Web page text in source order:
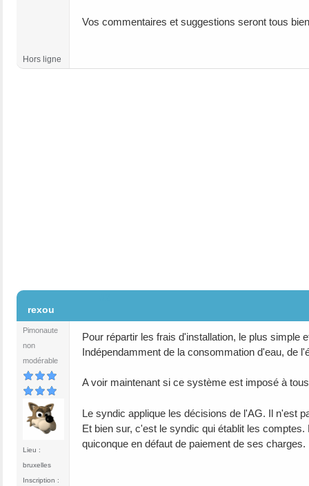
Vos commentaires et suggestions seront tous
Hors ligne
rexou
Pimonaute
non
modérable
Lieu :
bruxelles
Inscription :
Pour répartir les frais d'installation, le plus simple
Indépendamment de la consommation d'eau, de
A voir maintenant si ce système est imposé à
Le syndic applique les décisions de l'AG. Il n'est
Et bien sur, c'est le syndic qui établit les
quiconque en défaut de paiement de ses charges.